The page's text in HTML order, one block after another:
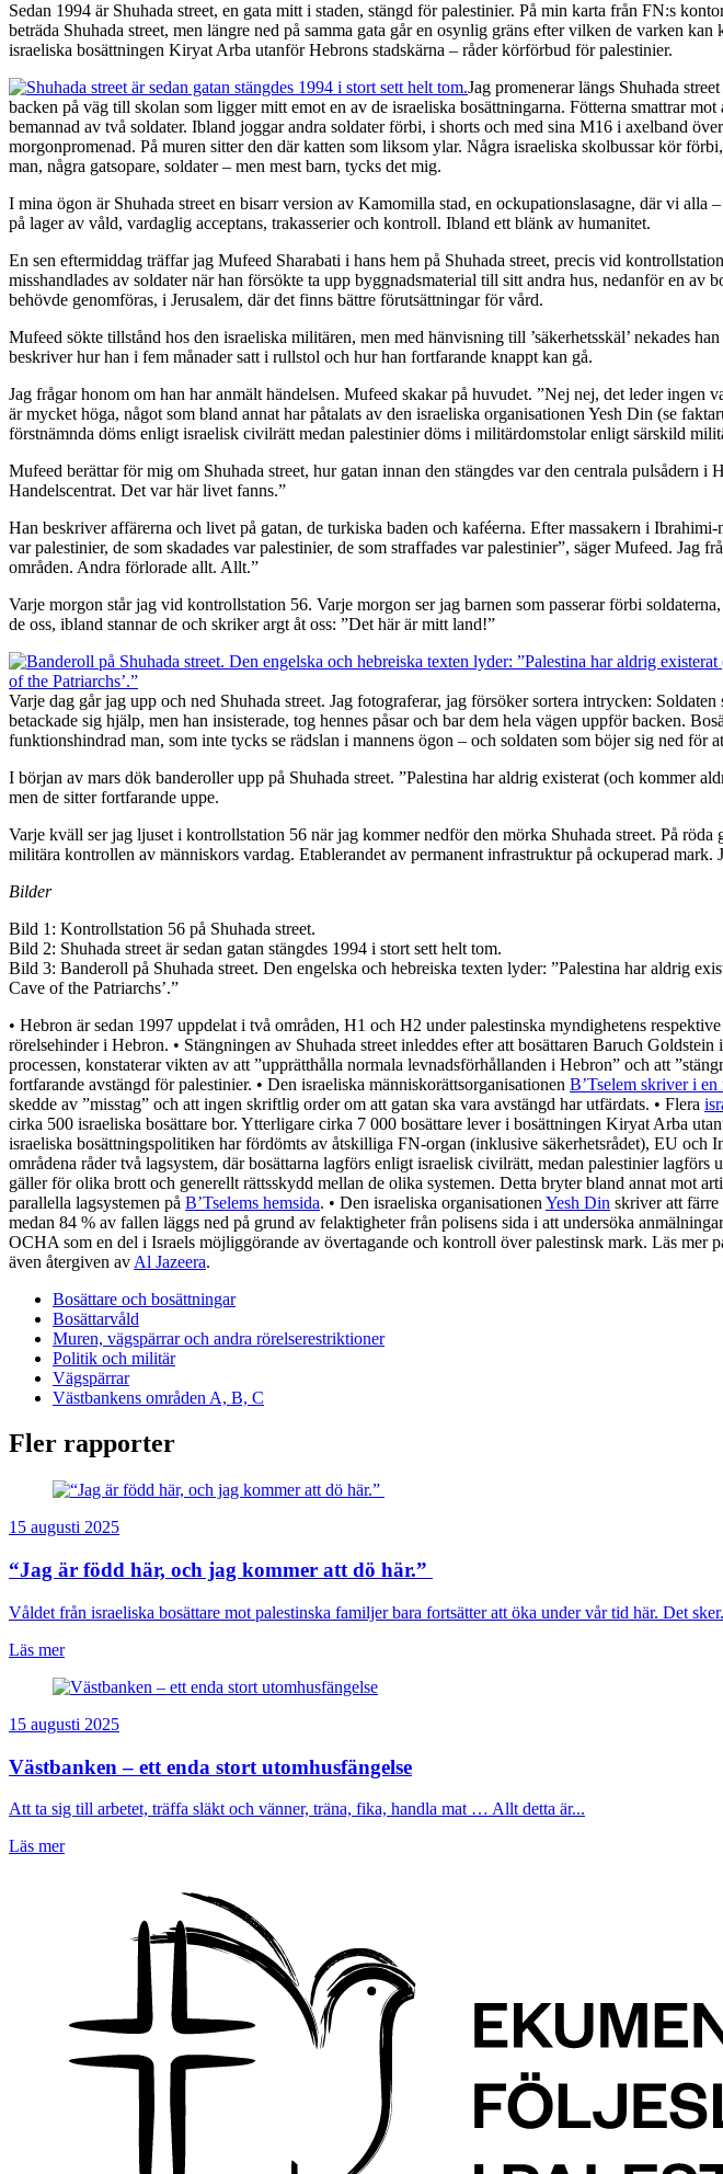
Sedan 1994 är Shuhada street, en gata mitt i staden, stängd för palestinier. På min karta från FN:s
beträda Shuhada street, men längre ned på samma gata går en osynlig gräns efter vilken de varken
israeliska bosättningen Kiryat Arba utanför Hebrons stadskärna – råder körförbud för palestinier.
Jag promenerar längs Shuhada
backen på väg till skolan som ligger mitt emot en av de israeliska bosättningarna. Fötterna smattrar
bemannad av två soldater. Ibland joggar andra soldater förbi, i shorts och med sina M16 i axelband
morgonpromenad. På muren sitter den där katten som liksom ylar. Några israeliska skolbussar kör
man, några gatsopare, soldater – men mest barn, tycks det mig.
I mina ögon är Shuhada street en bisarr version av Kamomilla stad, en ockupationslasagne, där vi
på lager av våld, vardaglig acceptans, trakasserier och kontroll. Ibland ett blänk av humanitet.
En sen eftermiddag träffar jag Mufeed Sharabati i hans hem på Shuhada street, precis vid
misshandlades av soldater när han försökte ta upp byggnadsmaterial till sitt andra hus, nedanför en
behövde genomföras, i Jerusalem, där det finns bättre förutsättningar för vård.
Mufeed sökte tillstånd hos den israeliska militären, men med hänvisning till ’säkerhetsskäl’ nekades
beskriver hur han i fem månader satt i rullstol och hur han fortfarande knappt kan gå.
Jag frågar honom om han har anmält händelsen. Mufeed skakar på huvudet. ”Nej nej, det leder
är mycket höga, något som bland annat har påtalats av den israeliska organisationen Yesh Din (se
förstnämnda döms enligt israelisk civilrätt medan palestinier döms i militärdomstolar enligt särskild
Mufeed berättar för mig om Shuhada street, hur gatan innan den stängdes var den centrala pulsådern
Handelscentrat. Det var här livet fanns.”
Han beskriver affärerna och livet på gatan, de turkiska baden och kaféerna. Efter massakern i
var palestinier, de som skadades var palestinier, de som straffades var palestinier”, säger Mufeed.
områden. Andra förlorade allt. Allt.”
Varje morgon står jag vid kontrollstation 56. Varje morgon ser jag barnen som passerar förbi
de oss, ibland stannar de och skriker argt åt oss: ”Det här är mitt land!”
Varje dag går jag upp och ned Shuhada street. Jag fotograferar, jag försöker sortera intrycken:
betackade sig hjälp, men han insisterade, tog hennes påsar och bar dem hela vägen uppför backen.
funktionshindrad man, som inte tycks se rädslan i mannens ögon – och soldaten som böjer sig ned för
I början av mars dök banderoller upp på Shuhada street. ”Palestina har aldrig existerat (och kommer
men de sitter fortfarande uppe.
Varje kväll ser jag ljuset i kontrollstation 56 när jag kommer nedför den mörka Shuhada street. På
militära kontrollen av människors vardag. Etablerandet av permanent infrastruktur på ockuperad
Bilder
Bild 1: Kontrollstation 56 på Shuhada street.
Bild 2: Shuhada street är sedan gatan stängdes 1994 i stort sett helt tom.
Bild 3: Banderoll på Shuhada street. Den engelska och hebreiska texten lyder: ”Palestina har aldrig
Cave of the Patriarchs’.”
• Hebron är sedan 1997 uppdelat i två områden, H1 och H2 under palestinska myndighetens
rörelsehinder i Hebron. • Stängningen av Shuhada street inleddes efter att bosättaren Baruch Goldstein
processen, konstaterar vikten av att ”upprätthålla normala levnadsförhållanden i Hebron” och att
fortfarande avstängd för palestinier. • Den israeliska människorättsorganisationen B’Tselem skriver i en
skedde av ”misstag” och att ingen skriftlig order om att gatan ska vara avstängd har utfärdats. • Flera
cirka 500 israeliska bosättare bor. Ytterligare cirka 7 000 bosättare lever i bosättningen Kiryat Arba
israeliska bosättningspolitiken har fördömts av åtskilliga FN-organ (inklusive säkerhetsrådet), EU och
områdena råder två lagsystem, där bosättarna lagförs enligt israelisk civilrätt, medan palestinier
gäller för olika brott och generellt rättsskydd mellan de olika systemen. Detta bryter bland annat mot
parallella lagsystemen på B’Tselems hemsida. • Den israeliska organisationen Yesh Din skriver att
medan 84 % av fallen läggs ned på grund av felaktigheter från polisens sida i att undersöka
OCHA som en del i Israels möjliggörande av övertagande och kontroll över palestinsk mark. Läs mer
även återgiven av Al Jazeera.
Bosättare och bosättningar
Bosättarvåld
Muren, vägspärrar och andra rörelserestriktioner
Politik och militär
Vägspärrar
Västbankens områden A, B, C
Fler rapporter
15 augusti 2025
“Jag är född här, och jag kommer att dö här.”
Våldet från israeliska bosättare mot palestinska familjer bara fortsätter att öka under vår tid här. Det
Läs mer
15 augusti 2025
Västbanken – ett enda stort utomhusfängelse
Att ta sig till arbetet, träffa släkt och vänner, träna, fika, handla mat … Allt detta är...
Läs mer